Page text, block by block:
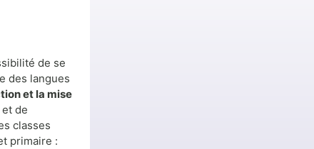
de se
des langues
et la mise
et de
classes
primaire :